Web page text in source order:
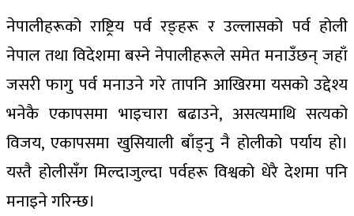
नेपालीहरूको राष्ट्रिय पर्व रङ्हरू र उल्लासको पर्व होली
नेपाल तथा विदेशमा बस्ने नेपालीहरूले समेत मनाउँछन् जहाँ
जसरी फागु पर्व मनाउने गरे तापनि आखिरमा यसको उद्देश्य
भनेकै एकापसमा भाइचारा बढाउने, असत्यमाथि सत्यको
विजय, एकापसमा खुसियाली बाँड्नु नै होलीको पर्याय हो।
यस्तै होलीसँग मिल्दाजुल्दा पर्वहरू विश्वको धेरै देशमा पनि
मनाइने गरिन्छ।